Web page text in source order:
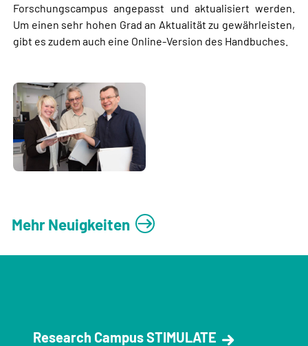
Forschungscampus angepasst und aktualisiert werden.
Um einen sehr hohen Grad an Aktualität zu gewährleisten,
gibt es zudem auch eine Online-Version des Handbuches.
Mehr Neuigkeiten
Research Campus STIMULATE